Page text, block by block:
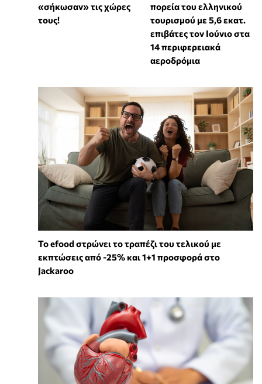
«σήκωσαν» τις χώρες
τους!
πορεία του ελληνικού
τουρισμού με 5,6 εκατ.
επιβάτες τον Ιούνιο στα
14 περιφερειακά
αεροδρόμια
Το efood στρώνει το τραπέζι του τελικού με
εκπτώσεις από -25% και 1+1 προσφορά στο
Jackaroo